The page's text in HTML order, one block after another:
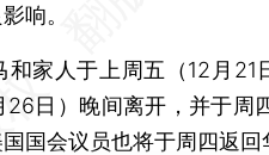
响。
家人于上周五（12月21
日）晚间离开，并于周
国会议员也将于周四返